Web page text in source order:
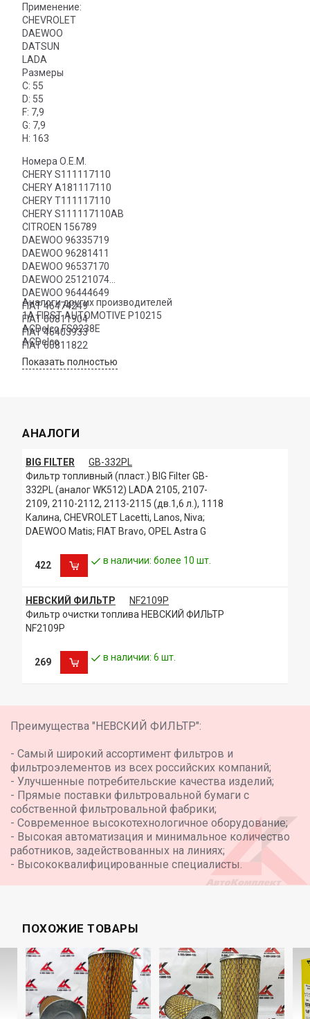
Применение:
CHEVROLET
DAEWOO
DATSUN
LADA
Размеры
C: 55
D: 55
F: 7,9
G: 7,9
H: 163
Номера О.Е.М.
CHERY S111117110
CHERY A181117110
CHERY T111117110
CHERY S111117110AB
CITROEN 156789
DAEWOO 96335719
DAEWOO 96281411
DAEWOO 96537170
DAEWOO 25121074
DAEWOO 96444649
FIAT 46474249
FIAT 60811904
FIAT 46403933
FIAT 60811822
FIAT 71736100
FIAT 46523087
GENERAL MOTORS (GM) 25121353
GENERAL MOTORS (GM) 25160729
GENERAL MOTORS (GM) 25313359
GENERAL MOTORS (GM) 25161333
JAGUAR 1X 43 9155 A
JAGUAR C2S 43206
JAGUAR C2S 2768
JAGUAR C2S 45278
JAGUAR 1X 43 9155 AA
LADA 2123-1117-010-00
LADA 2123-1117-010-02
OPEL 25164444
OPEL 818508
OPEL 808568
OPEL 818510
RENAULT TRUCKS 74 24 999 330
VW (Volkswagen) 6X0201511B
VW (Volkswagen) 6X0201511
Аналоги других производителей
1A FIRST AUTOMOTIVE P10215
ACDelco FS9238E
ACDelco
Показать полностью
АНАЛОГИ
BIG FILTER
GB-332PL
Фильтр топливный (пласт.) BIG Filter GB-
332PL (аналог WK512) LADA 2105, 2107-
2109, 2110-2112, 2113-2115 (дв.1,6 л.), 1118
Калина, CHEVROLET Lacetti, Lanos, Niva;
DAEWOO Matis; FIAT Bravo, OPEL Astra G
422 в наличии: более 10 шт.
НЕВСКИЙ ФИЛЬТР
NF2109P
Фильтр очистки топлива НЕВСКИЙ ФИЛЬТР
NF2109Р
269 в наличии: 6 шт.
Преимущества "НЕВСКИЙ ФИЛЬТР":
- Самый широкий ассортимент фильтров и
фильтроэлементов из всех российских компаний;
- Улучшенные потребительские качества изделий;
- Прямые поставки фильтровальной бумаги с
собственной фильтровальной фабрики;
- Современное высокотехнологичное оборудование;
- Высокая автоматизация и минимальное количество
работников, задействованных на линиях;
- Высококвалифицированные специалисты.
ПОХОЖИЕ ТОВАРЫ